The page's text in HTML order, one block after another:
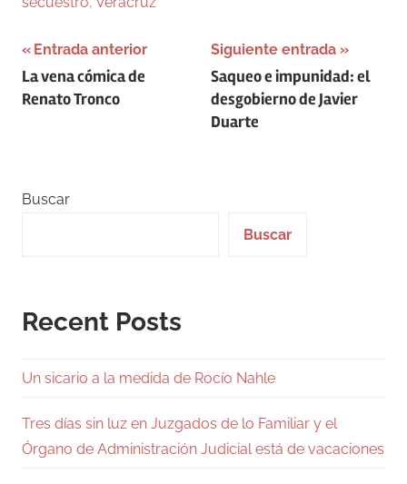
Navegación
de
Entrada anterior
La vena cómica de
Renato Tronco
Siguiente entrada
Saqueo e impunidad: el
desgobierno de Javier
Duarte
Buscar
Buscar
Recent Posts
Un sicario a la medida de Rocío Nahle
Tres días sin luz en Juzgados de lo Familiar y el
Órgano de Administración Judicial está de vacaciones